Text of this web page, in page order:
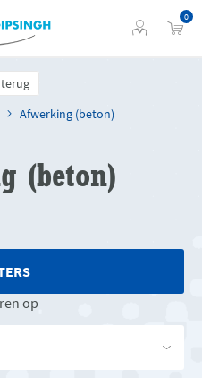
0
Afwerking (beton)
(beton)
op